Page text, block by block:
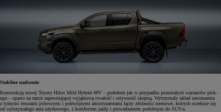
Stabilne nadwozie
Konstrukcję nowej Toyoty Hilux Mild Hybrid 48V – podobnie jak w przypadku pozostałych wariantów pick-
upa – oparto na ramie zapewniającej wyjątkową trwałość i sztywność skrętną. Wytrzymały układ zawieszenia
z tylnymi resorami piórowymi i podwójnymi amortyzatorami łączy zdolności terenowe, których oczekuje się
od wytrzymałego auta użytkowego, z komfortem jazdy i prowadzeniem podobnym do SUV-a.